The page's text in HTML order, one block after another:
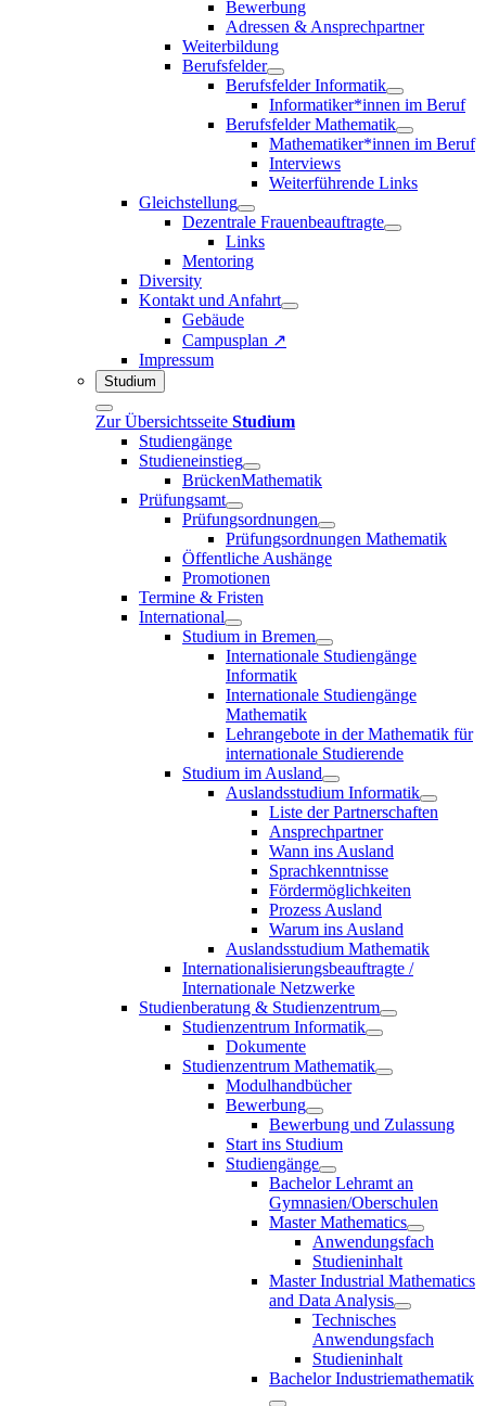
Bewerbung
Adressen & Ansprechpartner
Weiterbildung
Berufsfelder
Berufsfelder Informatik
Informatiker*innen im Beruf
Berufsfelder Mathematik
Mathematiker*innen im Beruf
Interviews
Weiterführende Links
Gleichstellung
Dezentrale Frauenbeauftragte
Links
Mentoring
Diversity
Kontakt und Anfahrt
Gebäude
Campusplan ↗
Impressum
Studium
Zur Übersichtsseite Studium
Studiengänge
Studieneinstieg
BrückenMathematik
Prüfungsamt
Prüfungsordnungen
Prüfungsordnungen Mathematik
Öffentliche Aushänge
Promotionen
Termine & Fristen
International
Studium in Bremen
Internationale Studiengänge
Informatik
Internationale Studiengänge
Mathematik
Lehrangebote in der Mathematik für
internationale Studierende
Studium im Ausland
Auslandsstudium Informatik
Liste der Partnerschaften
Ansprechpartner
Wann ins Ausland
Sprachkenntnisse
Fördermöglichkeiten
Prozess Ausland
Warum ins Ausland
Auslandsstudium Mathematik
Internationalisierungsbeauftragte /
Internationale Netzwerke
Studienberatung & Studienzentrum
Studienzentrum Informatik
Dokumente
Studienzentrum Mathematik
Modulhandbücher
Bewerbung
Bewerbung und Zulassung
Start ins Studium
Studiengänge
Bachelor Lehramt an
Gymnasien/Oberschulen
Master Mathematics
Anwendungsfach
Studieninhalt
Master Industrial Mathematics
and Data Analysis
Technisches
Anwendungsfach
Studieninhalt
Bachelor Industriemathematik